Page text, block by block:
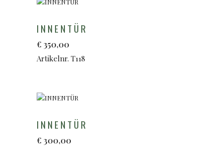
INNENTÜR
€ 350,00
Artikelnr. T118
INNENTÜR
€ 300,00